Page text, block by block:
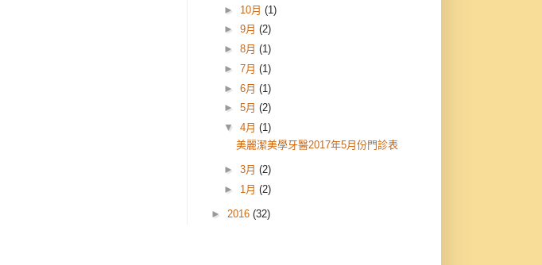
► 10月 (1)
► 9月 (2)
► 8月 (1)
► 7月 (1)
► 6月 (1)
► 5月 (2)
▼ 4月 (1)
美麗潔美學牙醫2017年5月份門診表
► 3月 (2)
► 1月 (2)
► 2016 (32)